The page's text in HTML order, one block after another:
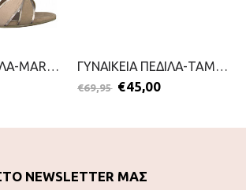
ΓΥΝΑΙΚΕΙΑ ΠΕΔΙΛΑ-MARCO TOZZI-2199-0019-NUDE ΓΥΝΑΙΚΕΙΑ ΠΕΔΙΛΑ-TAMARIS-2199-0093-ΤΑΜΠΑ
€69,95 €45,00
NEWSLETTER ΜΑΣ